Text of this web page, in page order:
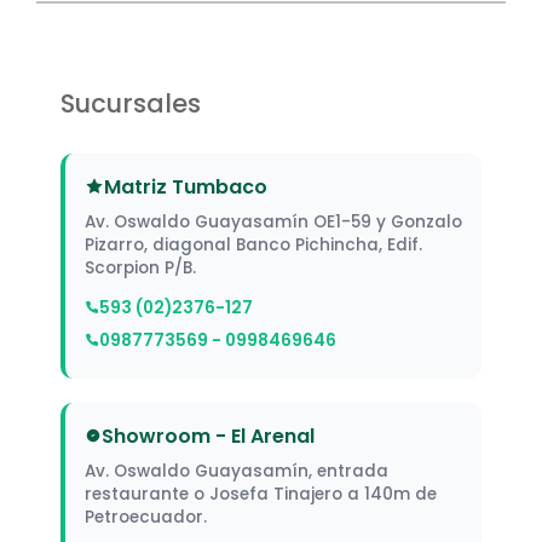
Sucursales
Matriz Tumbaco
Av. Oswaldo Guayasamín OE1-59 y Gonzalo
Pizarro, diagonal Banco Pichincha, Edif.
Scorpion P/B.
593 (02)2376-127
0987773569 - 0998469646
Showroom - El Arenal
Av. Oswaldo Guayasamín, entrada
restaurante o Josefa Tinajero a 140m de
Petroecuador.